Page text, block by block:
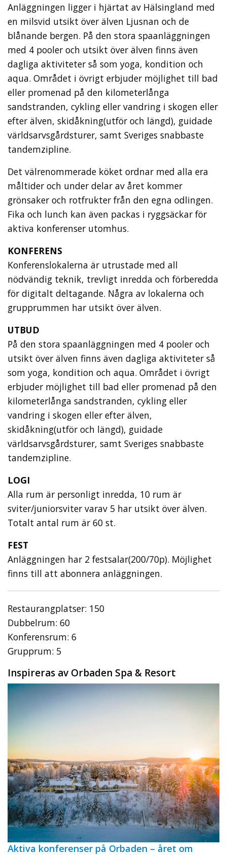
Anläggningen ligger i hjärtat av Hälsingland med
en milsvid utsikt över älven Ljusnan och de
blånande bergen. På den stora spaanläggningen
med 4 pooler och utsikt över älven finns även
dagliga aktiviteter så som yoga, kondition och
aqua. Området i övrigt erbjuder möjlighet till bad
eller promenad på den kilometerlånga
sandstranden, cykling eller vandring i skogen eller
efter älven, skidåkning(utför och längd), guidade
världsarvsgårdsturer, samt Sveriges snabbaste
tandemzipline.
Det välrenommerade köket ordnar med alla era
måltider och under delar av året kommer
grönsaker och rotfrukter från den egna odlingen.
Fika och lunch kan även packas i ryggsäckar för
aktiva konferenser utomhus.
KONFERENS
Konferenslokalerna är utrustade med all
nödvändig teknik, trevligt inredda och förberedda
för digitalt deltagande. Några av lokalerna och
grupprummen har utsikt över älven.
UTBUD
På den stora spaanläggningen med 4 pooler och
utsikt över älven finns även dagliga aktiviteter så
som yoga, kondition och aqua. Området i övrigt
erbjuder möjlighet till bad eller promenad på den
kilometerlånga sandstranden, cykling eller
vandring i skogen eller efter älven,
skidåkning(utför och längd), guidade
världsarvsgårdsturer, samt Sveriges snabbaste
tandemzipline.
LOGI
Alla rum är personligt inredda, 10 rum är
sviter/juniorsviter varav 5 har utsikt över älven.
Totalt antal rum är 60 st.
FEST
Anläggningen har 2 festsalar(200/70p). Möjlighet
finns till att abonnera anläggningen.
Restaurangplatser: 150
Dubbelrum: 60
Konferensrum: 6
Grupprum: 5
Inspireras av Orbaden Spa & Resort
Aktiva konferenser på Orbaden – året om